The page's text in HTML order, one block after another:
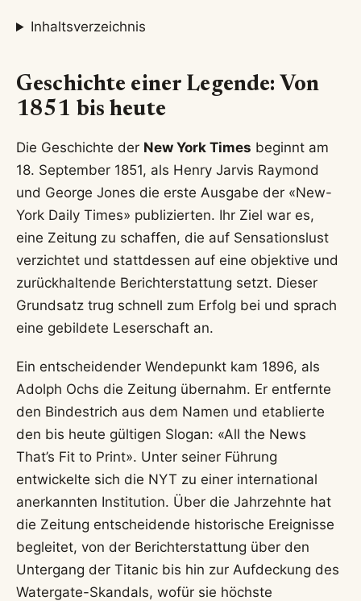
Inhaltsverzeichnis
Geschichte einer Legende: Von
1851 bis heute
Die Geschichte der New York Times beginnt am
18. September 1851, als Henry Jarvis Raymond
und George Jones die erste Ausgabe der «New-
York Daily Times» publizierten. Ihr Ziel war es,
eine Zeitung zu schaffen, die auf Sensationslust
verzichtet und stattdessen auf eine objektive und
zurückhaltende Berichterstattung setzt. Dieser
Grundsatz trug schnell zum Erfolg bei und sprach
eine gebildete Leserschaft an.
Ein entscheidender Wendepunkt kam 1896, als
Adolph Ochs die Zeitung übernahm. Er entfernte
den Bindestrich aus dem Namen und etablierte
den bis heute gültigen Slogan: «All the News
That’s Fit to Print». Unter seiner Führung
entwickelte sich die NYT zu einer international
anerkannten Institution. Über die Jahrzehnte hat
die Zeitung entscheidende historische Ereignisse
begleitet, von der Berichterstattung über den
Untergang der Titanic bis hin zur Aufdeckung des
Watergate-Skandals, wofür sie höchste